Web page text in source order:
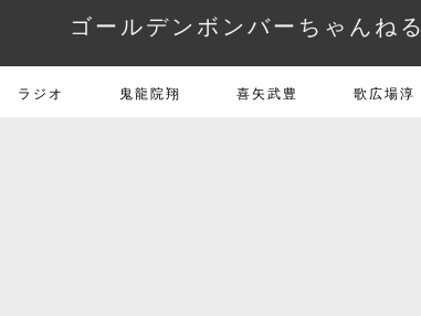
ゴールデンボンバーちゃんねる
ラジオ 鬼龍院翔 喜矢武豊 歌広場淳